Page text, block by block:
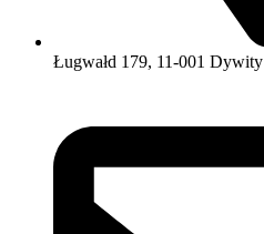
Ługwałd 179, 11-001 Dywity